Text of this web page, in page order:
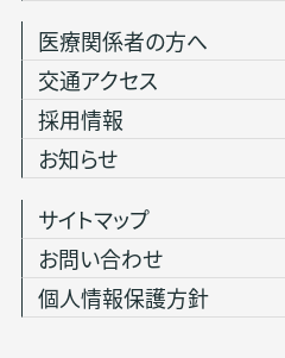
医療関係者の方へ
交通アクセス
採用情報
お知らせ
サイトマップ
お問い合わせ
個人情報保護方針